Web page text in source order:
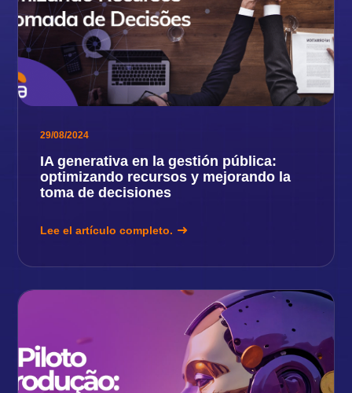
29/08/2024
IA generativa en la gestión pública:
optimizando recursos y mejorando la
toma de decisiones
Lee el artículo completo.